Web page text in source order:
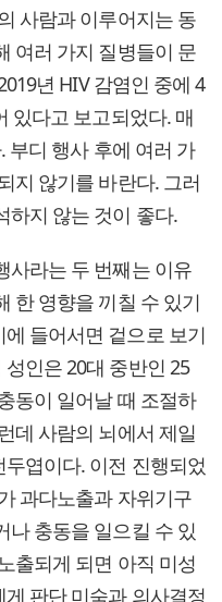
사람과 이루어지는 동
여러 가지 질병들이 문
년 HIV 감염인 중에 4
있다고 보고되었다. 매
부디 행사 후에 여러 가
지 않기를 바란다. 그러
하지 않는 것이 좋다.
사라는 두 번째는 이유
한 영향을 끼칠 수 있기
들어서면 겉으로 보기
인은 20대 중반인 25
동이 일어날 때 조절하
데 사람의 뇌에서 제일
엽이다. 이전 진행되었
과다노출과 자위기구
나 충동을 일으킬 수 있
출되게 되면 아직 미성
판단 미숙과 의사결정